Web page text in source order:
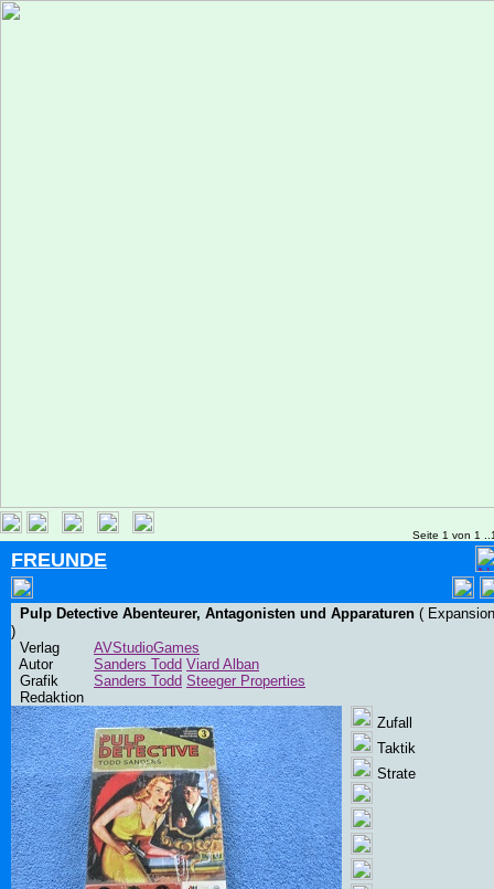
Seite 1 von 1
FREUNDE
Pulp Detective Abenteurer, Antagonisten und Apparaturen (
)
Verlag
AVStudioGames
Autor
Sanders Todd Viard Alban
Grafik
Sanders Todd Steeger Properties
Redaktion
Zufall
Taktik
Strate